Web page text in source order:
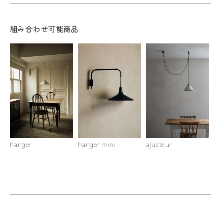
組み合わせ可能商品
hanger hanger mini ajusteur